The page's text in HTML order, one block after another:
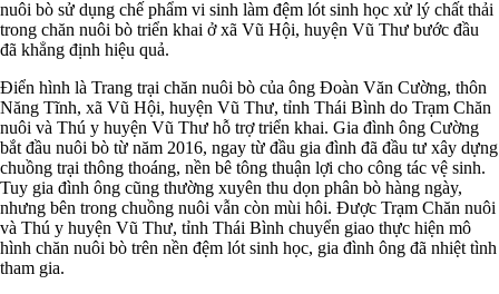
nuôi bò sử dụng chế phẩm vi sinh làm đệm lót sinh học xử lý chất thải
trong chăn nuôi bò triển khai ở xã Vũ Hội, huyện Vũ Thư bước đầu
đã khẳng định hiệu quả.
Điển hình là Trang trại chăn nuôi bò của ông Đoàn Văn Cường, thôn
Năng Tĩnh, xã Vũ Hội, huyện Vũ Thư, tỉnh Thái Bình do Trạm Chăn
nuôi và Thú y huyện Vũ Thư hỗ trợ triển khai. Gia đình ông Cường
bắt đầu nuôi bò từ năm 2016, ngay từ đầu gia đình đã đầu tư xây dựng
chuồng trại thông thoáng, nền bê tông thuận lợi cho công tác vệ sinh.
Tuy gia đình ông cũng thường xuyên thu dọn phân bò hàng ngày,
nhưng bên trong chuồng nuôi vẫn còn mùi hôi. Được Trạm Chăn nuôi
và Thú y huyện Vũ Thư, tỉnh Thái Bình chuyển giao thực hiện mô
hình chăn nuôi bò trên nền đệm lót sinh học, gia đình ông đã nhiệt tình
tham gia.